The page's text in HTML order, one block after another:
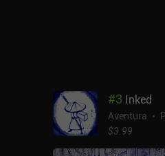
#3 Inked
Aventura
$3.99